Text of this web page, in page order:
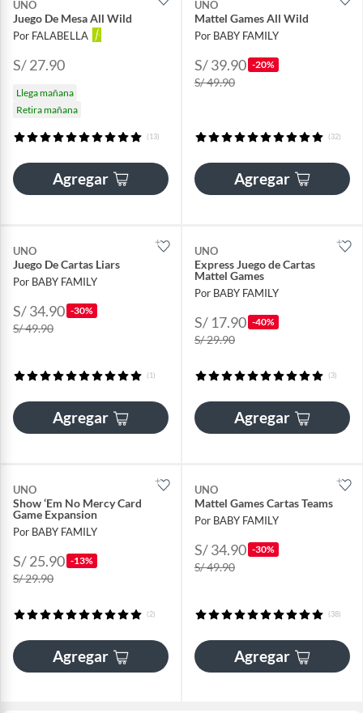
UNO
Juego De Mesa All Wild
Por FALABELLA
S/ 27.90
Llega mañana
Retira mañana
(13)
Agregar
UNO
Mattel Games All Wild
Por BABY FAMILY
S/ 39.90 -20%
S/ 49.90
(32)
Agregar
UNO
Juego De Cartas Liars
Por BABY FAMILY
S/ 34.90 -30%
S/ 49.90
(1)
Agregar
UNO
Express Juego de Cartas
Mattel Games
Por BABY FAMILY
S/ 17.90 -40%
S/ 29.90
(3)
Agregar
UNO
Show ‘Em No Mercy Card
Game Expansion
Por BABY FAMILY
S/ 25.90 -13%
S/ 29.90
(2)
Agregar
UNO
Mattel Games Cartas Teams
Por BABY FAMILY
S/ 34.90 -30%
S/ 49.90
(38)
Agregar